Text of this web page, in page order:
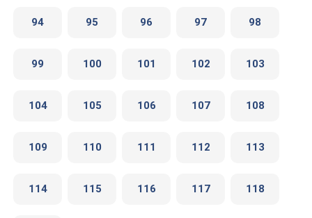
94 95 96 97 98
99 100 101 102 103
104 105 106 107 108
109 110 111 112 113
114 115 116 117 118